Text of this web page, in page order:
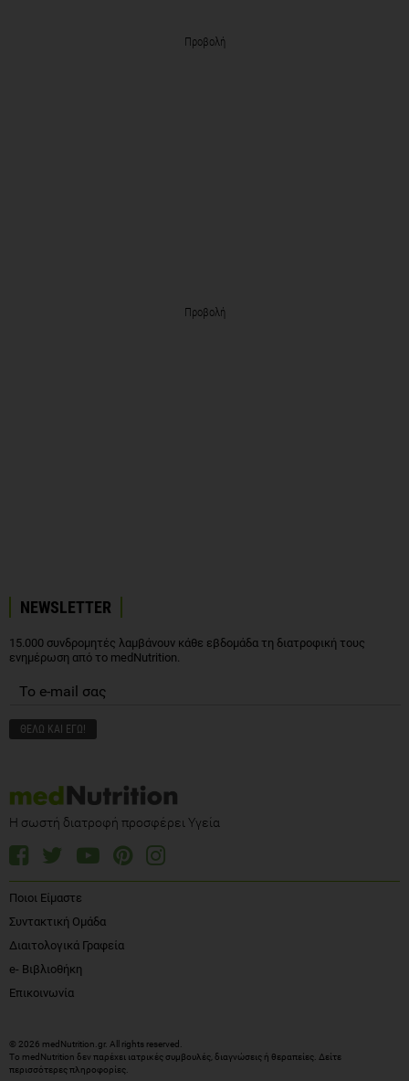
Προβολή
Προβολή
NEWSLETTER
15.000 συνδρομητές λαμβάνουν κάθε εβδομάδα τη διατροφική τους
ενημέρωση από το medNutrition.
Η σωστή διατροφή προσφέρει Υγεία
Ποιοι Είμαστε
Συντακτική Ομάδα
Διαιτολογικά Γραφεία
e- Βιβλιοθήκη
Επικοινωνία
© 2026 medNutrition.gr. All rights reserved.
Το medNutrition δεν παρέχει ιατρικές συμβουλές, διαγνώσεις ή θεραπείες. Δείτε
περισσότερες πληροφορίες